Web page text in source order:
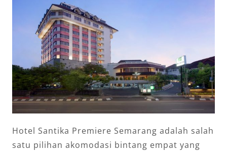
Hotel Santika Premiere Semarang adalah salah
satu pilihan akomodasi bintang empat yang